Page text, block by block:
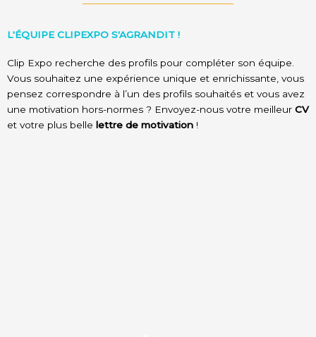
L'ÉQUIPE CLIPEXPO S'AGRANDIT !
Clip Expo recherche des profils pour compléter son équipe.
Vous souhaitez une expérience unique et enrichissante, vous
pensez correspondre à l’un des profils souhaités et vous avez
une motivation hors-normes ? Envoyez-nous votre meilleur CV
et votre plus belle lettre de motivation !